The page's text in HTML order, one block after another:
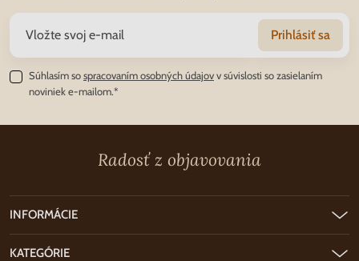
Prihlásiť sa
Súhlasím sospracovaním osobných údajovv súvislosti so zasielaním
noviniek e-mailom.*
Radosť z objavovania
INFORMÁCIE
KATEGÓRIE